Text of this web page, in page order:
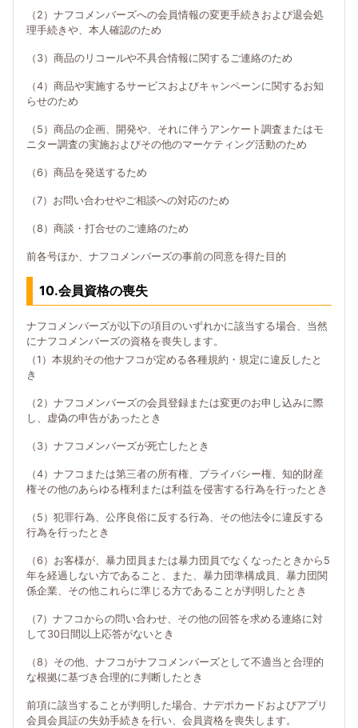
（2）ナフコメンバーズへの会員情報の変更手続きおよび退会処
理手続きや、本人確認のため
（3）商品のリコールや不具合情報に関するご連絡のため
（4）商品や実施するサービスおよびキャンペーンに関するお知
らせのため
（5）商品の企画、開発や、それに伴うアンケート調査またはモ
ニター調査の実施およびその他のマーケティング活動のため
（6）商品を発送するため
（7）お問い合わせやご相談への対応のため
（8）商談・打合せのご連絡のため
前各号ほか、ナフコメンバーズの事前の同意を得た目的
10.会員資格の喪失
ナフコメンバーズが以下の項目のいずれかに該当する場合、当然
にナフコメンバーズの資格を喪失します。
（1）本規約その他ナフコが定める各種規約・規定に違反したと
き
（2）ナフコメンバーズの会員登録または変更のお申し込みに際
し、虚偽の申告があったとき
（3）ナフコメンバーズが死亡したとき
（4）ナフコまたは第三者の所有権、プライバシー権、知的財産
権その他のあらゆる権利または利益を侵害する行為を行ったとき
（5）犯罪行為、公序良俗に反する行為、その他法令に違反する
行為を行ったとき
（6）お客様が、暴力団員または暴力団員でなくなったときから5
年を経過しない方であること、また、暴力団準構成員、暴力団関
係企業、その他これらに準じる方であることが判明したとき
（7）ナフコからの問い合わせ、その他の回答を求める連絡に対
して30日間以上応答がないとき
（8）その他、ナフコがナフコメンバーズとして不適当と合理的
な根拠に基づき合理的に判断したとき
前項に該当することが判明した場合、ナデポカードおよびアプリ
会員会員証の失効手続きを行い、会員資格を喪失します。